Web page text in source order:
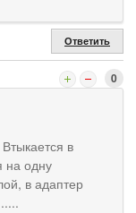
Ответить
0
в
на одну
в адаптер